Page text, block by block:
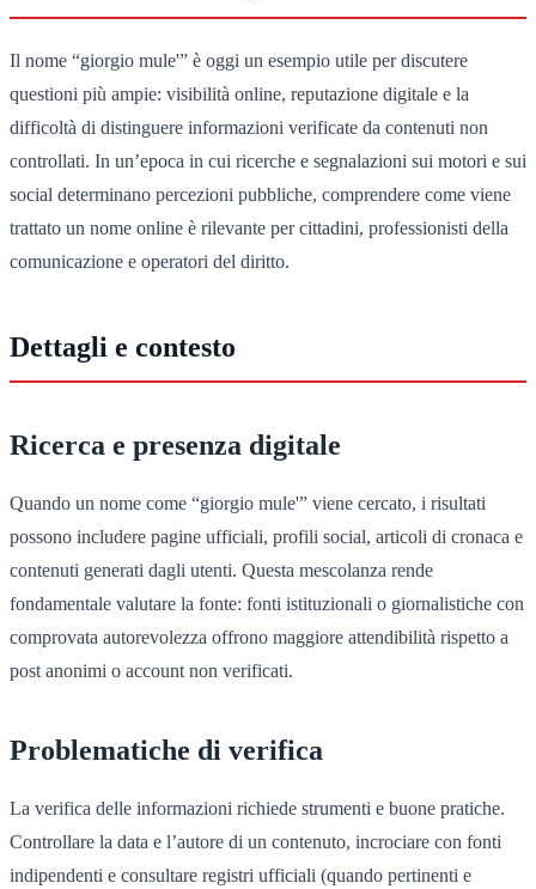
Il nome “giorgio mule'” è oggi un esempio utile per discutere
questioni più ampie: visibilità online, reputazione digitale e la
difficoltà di distinguere informazioni verificate da contenuti non
controllati. In un’epoca in cui ricerche e segnalazioni sui motori e sui
social determinano percezioni pubbliche, comprendere come viene
trattato un nome online è rilevante per cittadini, professionisti della
comunicazione e operatori del diritto.
Dettagli e contesto
Ricerca e presenza digitale
Quando un nome come “giorgio mule'” viene cercato, i risultati
possono includere pagine ufficiali, profili social, articoli di cronaca e
contenuti generati dagli utenti. Questa mescolanza rende
fondamentale valutare la fonte: fonti istituzionali o giornalistiche con
comprovata autorevolezza offrono maggiore attendibilità rispetto a
post anonimi o account non verificati.
Problematiche di verifica
La verifica delle informazioni richiede strumenti e buone pratiche.
Controllare la data e l’autore di un contenuto, incrociare con fonti
indipendenti e consultare registri ufficiali (quando pertinenti e